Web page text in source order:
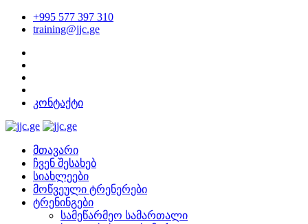
+995 577 397 310
training@jjc.ge
კონტაქტი
მთავარი
ჩვენ შესახებ
სიახლეები
მოწვეული ტრენერები
ტრენინგები
სამეწარმეო სამართალი